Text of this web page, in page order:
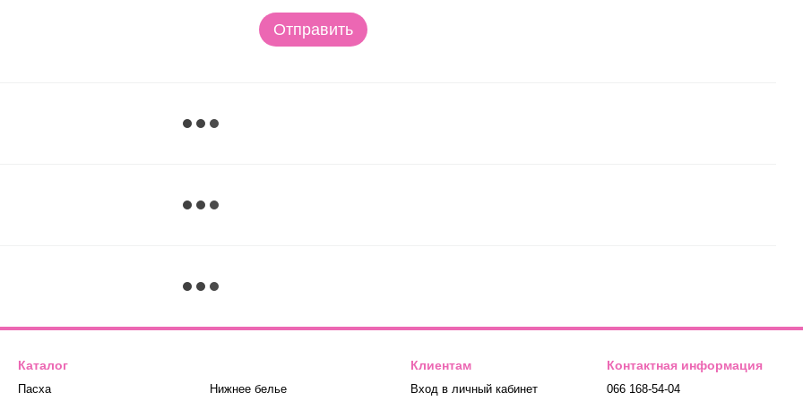
Отправить
Каталог
Пасха Нижнее белье
Клиентам
Вход в личный кабинет
Контактная информация
066 168-54-04